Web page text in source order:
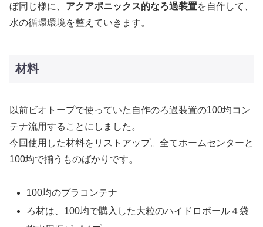
ぼ同じ様に、 アクアポニックス的なろ過装置を自作して、
水の循環環境を整えていきます。
材料
以前ビオトープで使っていた自作のろ過装置の100均コン
テナ流用することにしました。
今回使用した材料をリストアップ。全てホームセンターと
100均で揃うものばかりです。
100均のプラコンテナ
ろ材は、100均で購入した大粒のハイドロボール４袋